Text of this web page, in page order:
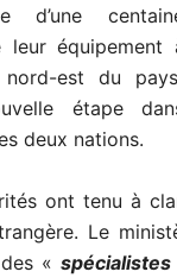
d’une
équipement
est du
étape
deux nations.
ont tenu à
Le
«